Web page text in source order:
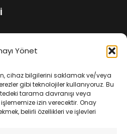
Yönet
cihaz bilgilerini saklamak ve/veya
gibi teknolojiler kullanıyoruz. Bu
tarama davranışı veya
izin verecektir. Onay
belirli özellikleri ve işlevleri